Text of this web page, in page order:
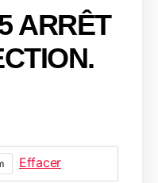
ARRÊT
Effacer